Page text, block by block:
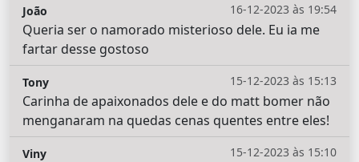
16-12-2023 às 19:54
João
Queria ser o namorado misterioso dele. Eu ia me
fartar desse gostoso
15-12-2023 às 15:13
Tony
Carinha de apaixonados dele e do matt bomer não
menganaram na quedas cenas quentes entre eles!
15-12-2023 às 15:10
Viny